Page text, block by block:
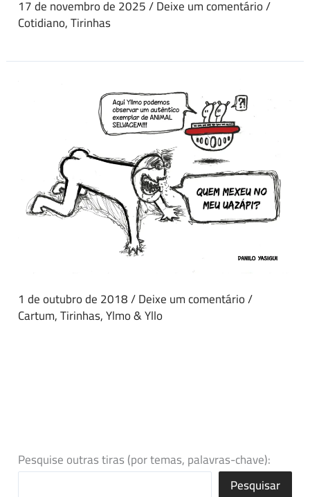
17 de novembro de 2025/Deixe um comentário/
Cotidiano,Tirinhas
1 de outubro de 2018/Deixe um comentário/
Cartum,Tirinhas,Ylmo & Yllo
Pesquise outras tiras (por temas, palavras-chave):
Pesquisar